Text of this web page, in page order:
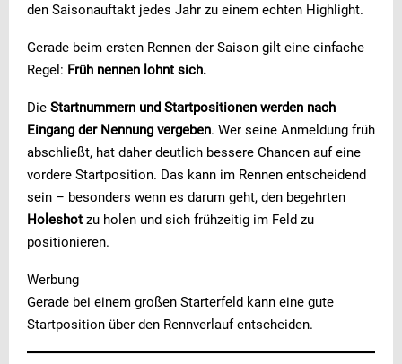
den Saisonauftakt jedes Jahr zu einem echten Highlight.
Gerade beim ersten Rennen der Saison gilt eine einfache
Regel: Früh nennen lohnt sich.
Die Startnummern und Startpositionen werden nach
Eingang der Nennung vergeben. Wer seine Anmeldung früh
abschließt, hat daher deutlich bessere Chancen auf eine
vordere Startposition. Das kann im Rennen entscheidend
sein – besonders wenn es darum geht, den begehrten
Holeshot zu holen und sich frühzeitig im Feld zu
positionieren.
Werbung
Gerade bei einem großen Starterfeld kann eine gute
Startposition über den Rennverlauf entscheiden.